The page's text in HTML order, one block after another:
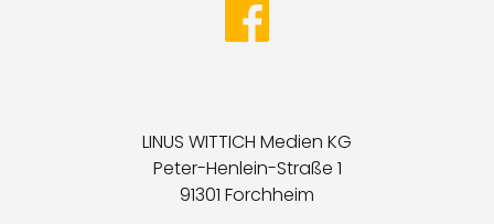
LINUS WITTICH Medien KG
Peter-Henlein-Straße 1
91301 Forchheim